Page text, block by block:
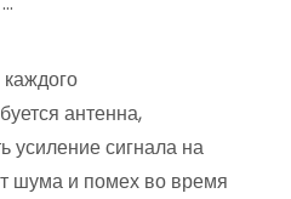
антенна,
усиление сигнала на
шума и помех во время